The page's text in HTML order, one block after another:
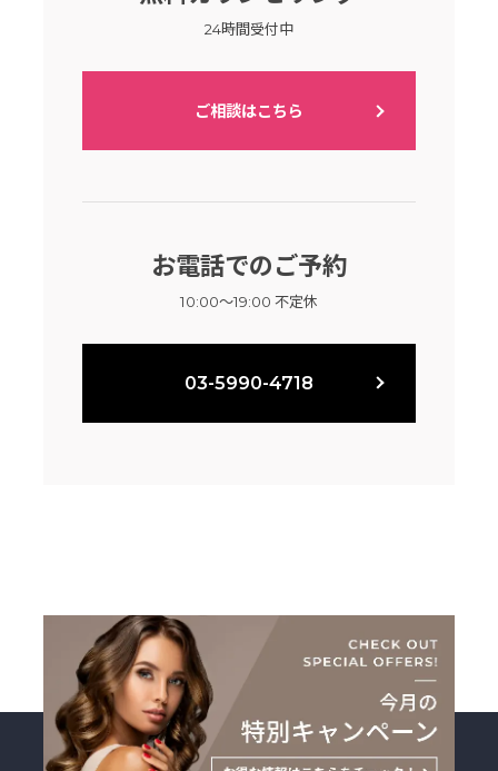
24時間受付中
ご相談はこちら
お電話でのご予約
10:00～19:00 不定休
03-5990-4718